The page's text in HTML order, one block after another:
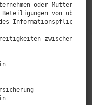
wir Technologien wie
wir Daten wie das
verarbeiten.
wird die Unvor­
Wetters kennen.
oder
von über 10
des
zwischen dem